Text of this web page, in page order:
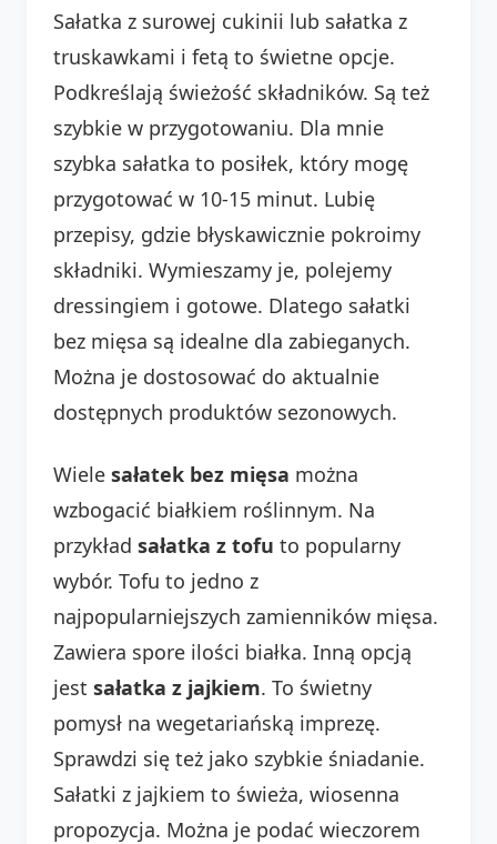
Sałatka z surowej cukinii lub sałatka z
truskawkami i fetą to świetne opcje.
Podkreślają świeżość składników. Są też
szybkie w przygotowaniu. Dla mnie
szybka sałatka to posiłek, który mogę
przygotować w 10-15 minut. Lubię
przepisy, gdzie błyskawicznie pokroimy
składniki. Wymieszamy je, polejemy
dressingiem i gotowe. Dlatego sałatki
bez mięsa są idealne dla zabieganych.
Można je dostosować do aktualnie
dostępnych produktów sezonowych.
Wiele sałatek bez mięsa można
wzbogacić białkiem roślinnym. Na
przykład sałatka z tofu to popularny
wybór. Tofu to jedno z
najpopularniejszych zamienników mięsa.
Zawiera spore ilości białka. Inną opcją
jest sałatka z jajkiem. To świetny
pomysł na wegetariańską imprezę.
Sprawdzi się też jako szybkie śniadanie.
Sałatki z jajkiem to świeża, wiosenna
propozycja. Można je podać wieczorem